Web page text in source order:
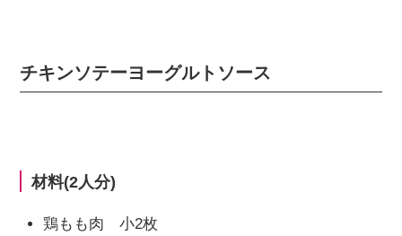
チキンソテーヨーグルトソース
材料(2人分)
鶏もも肉 小2枚